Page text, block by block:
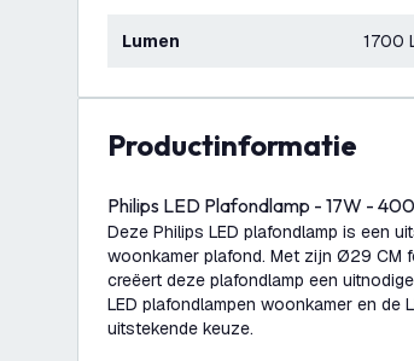
Lumen 1700
productinformatie
Philips LED Plafondlamp - 17W -
Deze Philips LED plafondlamp is een
woonkamer plafond. Met zijn Ø29 CM
creëert deze plafondlamp een
LED plafondlampen woonkamer en de
uitstekende keuze.